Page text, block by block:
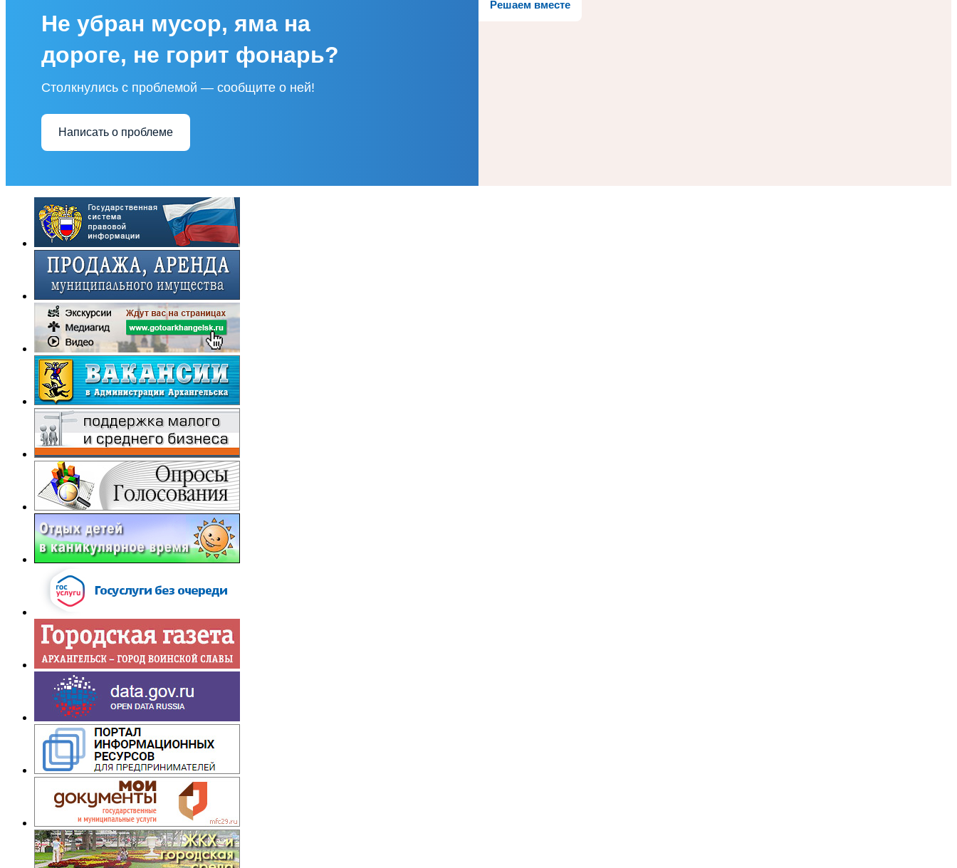
Решаем вместе
Не убран мусор, яма на
дороге, не горит фонарь?
Столкнулись с проблемой — сообщите о ней!
Написать о проблеме